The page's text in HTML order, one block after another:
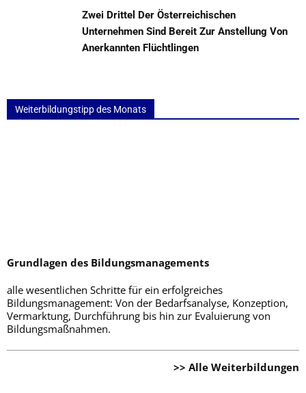
Zwei Drittel Der Österreichischen
Unternehmen Sind Bereit Zur Anstellung Von
Anerkannten Flüchtlingen
Weiterbildungstipp des Monats
Grundlagen des Bildungsmanagements
alle wesentlichen Schritte für ein erfolgreiches
Bildungsmanagement: Von der Bedarfsanalyse, Konzeption,
Vermarktung, Durchführung bis hin zur Evaluierung von
Bildungsmaßnahmen.
>> Alle Weiterbildungen